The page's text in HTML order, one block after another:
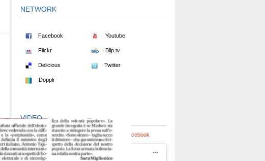
NETWORK
Facebook Youtube
Flickr Blip.tv
Delicious Twitter
Dopplr
VIDEO
Pubblicato da Pier Ferdinando Casini | Facebook